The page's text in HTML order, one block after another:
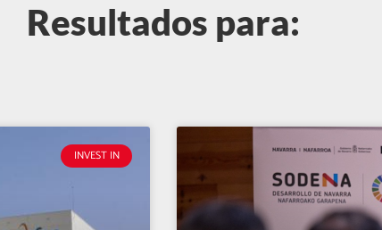
Resultados para:
INVEST IN